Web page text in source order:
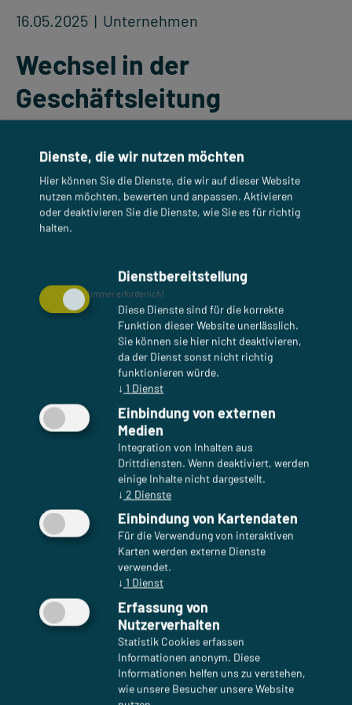
16.05.2025 | Unternehmen
Wechsel in der
Geschäftsleitung
Wir möchten Sie über eine wichtige Veränderung
in unserer Geschäftsführung informieren.
Dr. Thomas Dalibor
ist neuer Geschäftsführer
der AVANCIS GmbH
Seit dem 29. April 2025 übernimmt Herr Dr.
Thomas Dalibor, bisher Director CTO, die
Geschäftsführung bei der AVANCIS GmbH.
Dr. Dalibor startete bei AVANCIS in 2008 als
Entwicklungsingenieur im Bereich R&D und
arbeitet seitdem zusammen mit seinem Team an
der kontinuierlichen Weiterentwicklung und
Effizienzsteigerung der Dünnschichttechnologie,
zunächst für die CIGS Dünnschichttechnologie und
aktuell auch für Dünnschicht-Tandemtechnologien
basierend auf CIGS und Perowskit Materialien. Wir
freuen uns auf eine weitere erfolgreiche
Zusammenarbeit und sind überzeugt, dass er das
Unternehmen mit Weitsicht und Engagement
Unser langjähriger Geschäftsführer, Herr
Dienste, die wir nutzen möchten
Hier können Sie die Dienste, die wir auf dieser Website
nutzen möchten, bewerten und anpassen. Aktivieren
oder deaktivieren Sie die Dienste, wie Sie es für richtig
halten.
Dienstbereitstellung
(immer erforderlich)
Diese Dienste sind für die korrekte
Funktion dieser Website unerlässlich.
Sie können sie hier nicht deaktivieren,
da der Dienst sonst nicht richtig
funktionieren würde.
↓ 1 Dienst
Einbindung von externen
Medien
Integration von Inhalten aus
Drittdiensten. Wenn deaktiviert, werden
einige Inhalte nicht dargestellt.
↓ 2 Dienste
Einbindung von Kartendaten
Für die Verwendung von interaktiven
Karten werden externe Dienste
verwendet.
↓ 1 Dienst
Erfassung von
Nutzerverhalten
Statistik Cookies erfassen
Informationen anonym. Diese
Informationen helfen uns zu verstehen,
wie unsere Besucher unsere Website